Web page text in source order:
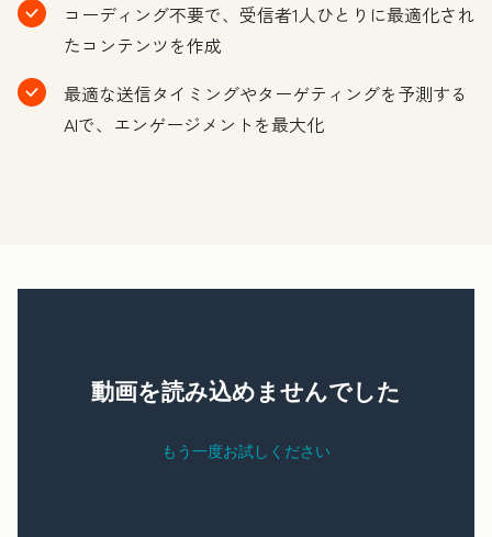
コーディング不要で、受信者1人ひとりに最適化され
たコンテンツを作成
最適な送信タイミングやターゲティングを予測する
AIで、エンゲージメントを最大化